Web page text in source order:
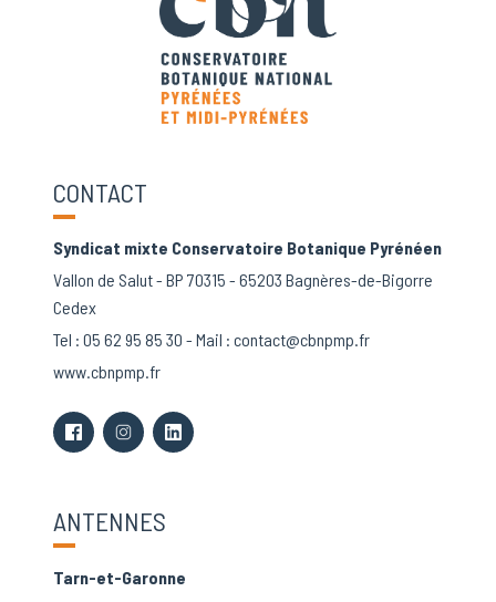
CONTACT
Syndicat mixte Conservatoire Botanique Pyrénéen
Vallon de Salut - BP 70315 - 65203 Bagnères-de-Bigorre
Cedex
Tel : 05 62 95 85 30 - Mail : contact@cbnpmp.fr
www.cbnpmp.fr
ANTENNES
Tarn-et-Garonne